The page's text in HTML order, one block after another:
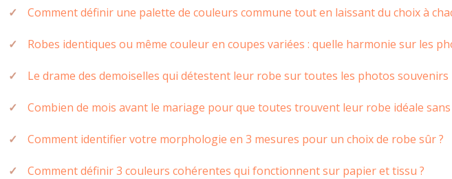
Comment définir une palette de couleurs commune tout en laissant du choix à
Robes identiques ou même couleur en coupes variées : quelle harmonie sur les
Le drame des demoiselles qui détestent leur robe sur toutes les photos souvenirs
Combien de mois avant le mariage pour que toutes trouvent leur robe idéale sans
Comment identifier votre morphologie en 3 mesures pour un choix de robe sûr ?
Comment définir 3 couleurs cohérentes qui fonctionnent sur papier et tissu ?